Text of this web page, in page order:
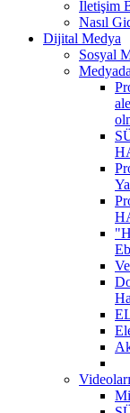
İletişim
Nasıl
Dijital Medya
Sosyal